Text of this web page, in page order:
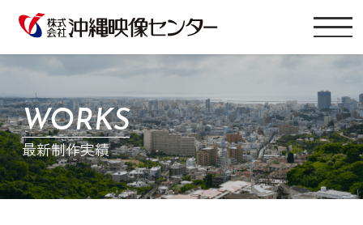
WORKS
最新制作実績